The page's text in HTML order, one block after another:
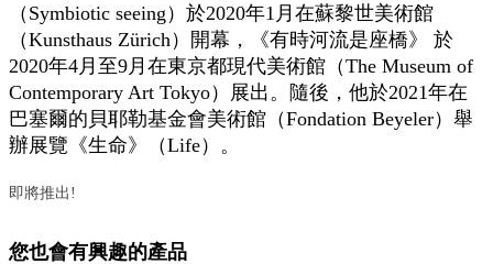
（Symbiotic seeing）於2020年1月在蘇黎世美術館
（Kunsthaus Zürich）開幕，《有時河流是座橋》 於
2020年4月至9月在東京都現代美術館（The Museum of
Contemporary Art Tokyo）展出。隨後，他於2021年在
巴塞爾的貝耶勒基金會美術館（Fondation Beyeler）舉
辦展覽《生命》（Life）。
即將推出!
您也會有興趣的產品